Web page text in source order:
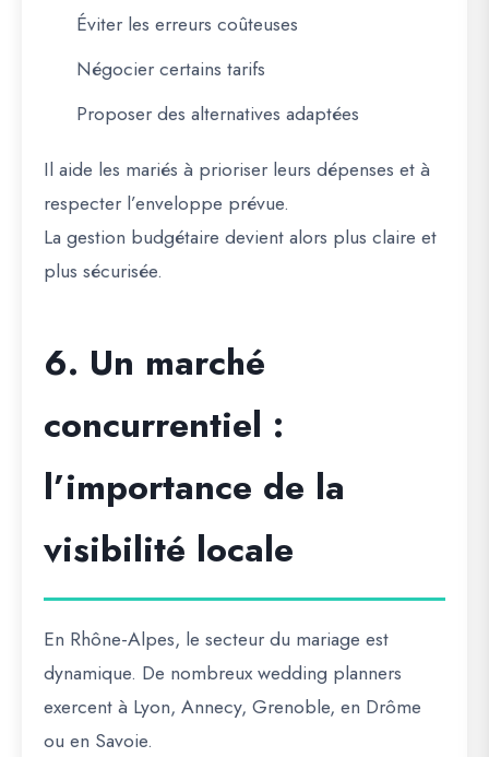
Éviter les erreurs coûteuses
Négocier certains tarifs
Proposer des alternatives adaptées
Il aide les mariés à prioriser leurs dépenses et à
respecter l’enveloppe prévue.
La gestion budgétaire devient alors plus claire et
plus sécurisée.
6. Un marché
concurrentiel :
l’importance de la
visibilité locale
En Rhône-Alpes, le secteur du mariage est
dynamique. De nombreux wedding planners
exercent à Lyon, Annecy, Grenoble, en Drôme
ou en Savoie.